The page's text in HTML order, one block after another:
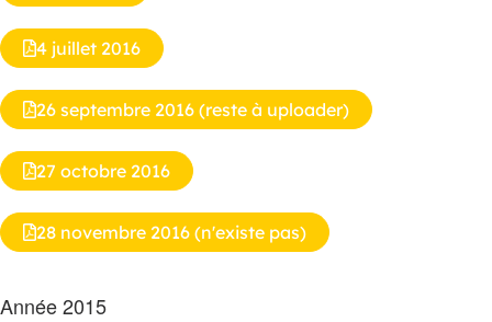
4 juillet 2016
26 septembre 2016 (reste à uploader)
27 octobre 2016
28 novembre 2016 (n'existe pas)
Année 2015